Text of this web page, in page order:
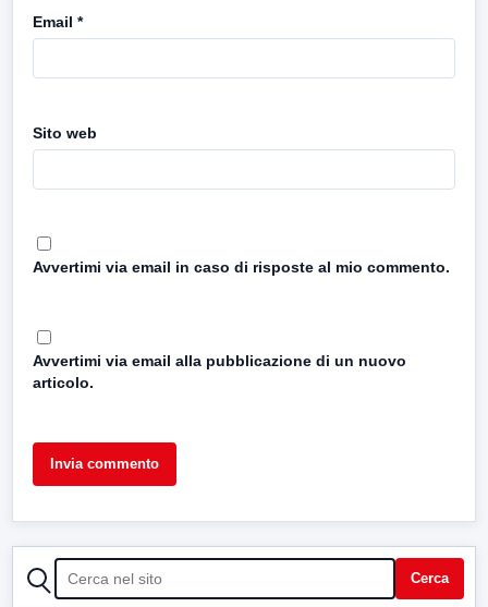
Email *
Sito web
Avvertimi via email in caso di risposte al mio commento.
Avvertimi via email alla pubblicazione di un nuovo
articolo.
CERCA Cerca